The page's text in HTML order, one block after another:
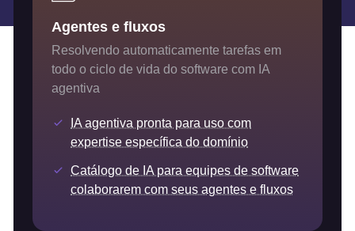
Agentes e fluxos
Resolvendo automaticamente tarefas em
todo o ciclo de vida do software com IA
agentiva
IA agentiva pronta para uso com
expertise específica do domínio
Catálogo de IA para equipes de software
colaborarem com seus agentes e fluxos